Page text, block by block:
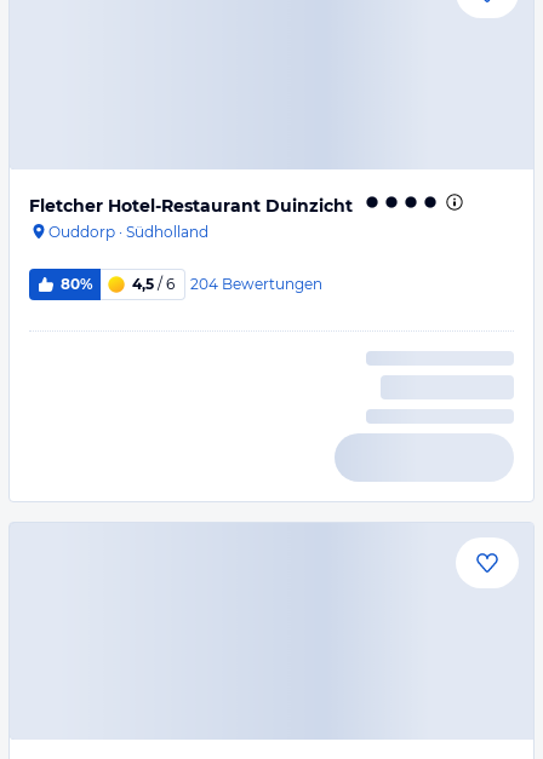
Fletcher Hotel-Restaurant Duinzicht
Ouddorp · Südholland
80% 4,5 / 6 204 Bewertungen